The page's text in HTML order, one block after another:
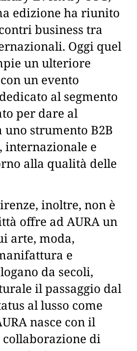
edizione ha riunito
business tra
Oggi quel
un ulteriore
un evento
al segmento
per dare al
strumento B2B
internazionale e
alla qualità delle
inoltre, non è
offre ad AURA un
arte, moda,
e
da secoli,
il passaggio dal
al lusso come
nasce con il
collaborazione di